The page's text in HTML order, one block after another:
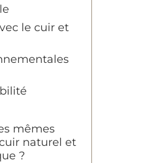
le cuir et
mêmes
naturel et
?